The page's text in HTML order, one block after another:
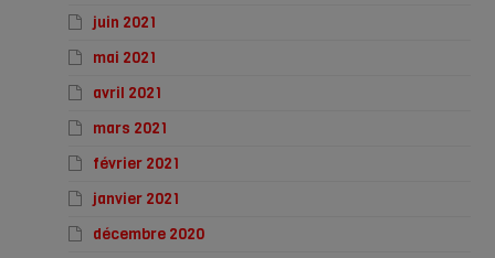
juin 2021
mai 2021
avril 2021
mars 2021
février 2021
janvier 2021
décembre 2020